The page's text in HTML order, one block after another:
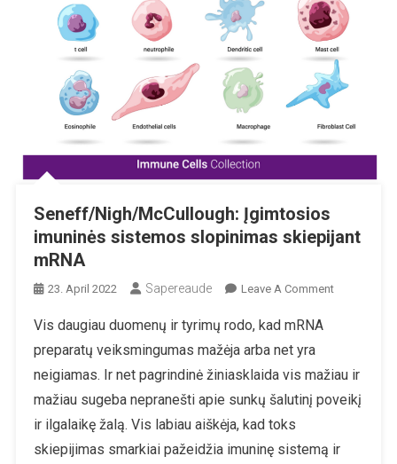
Ir
Miokarditą
Seneff/Nigh/McCullough: Įgimtosios
imuninės sistemos slopinimas skiepijant
mRNA
23. April 2022 Sapereaude Leave A CommentOn
Sistemos
Skiepijant
Vis daugiau duomenų ir tyrimų rodo, kad mRNA
preparatų veiksmingumas mažėja arba net yra
neigiamas. Ir net pagrindinė žiniasklaida vis mažiau ir
mažiau sugeba nepranešti apie sunkų šalutinį poveikį
ir ilgalaikę žalą. Vis labiau aiškėja, kad toks
skiepijimas smarkiai pažeidžia imuninę sistemą ir